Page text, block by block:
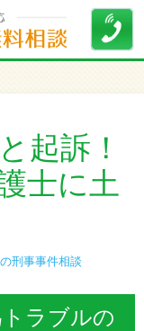
起訴！
士に土
刑事事件相談
ラブルの